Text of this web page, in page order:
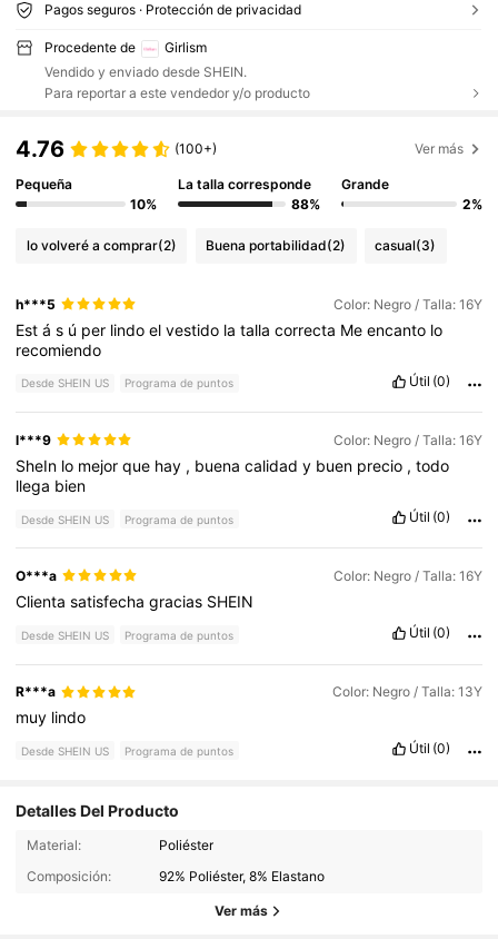
Pagos seguros · Protección de privacidad
Procedente de
Girlism
Vendido y enviado desde SHEIN.
Para reportar a este vendedor y/o producto
4.76 (100+) Ver más
Pequeña
10%
La talla corresponde
88%
Grande
2%
lo volveré a comprar(2) Buena portabilidad(2) casual(3)
h***5 Color: Negro / Talla: 16Y
Estás ú per lindoelvestido latallacorrecta Meencanto lo
recomiendo
Desde SHEIN US Programa de puntos Útil (0)
l***9 Color: Negro / Talla: 16Y
SheIn lo mejorque hay , buenacalidady buen precio ,todo
llega bien
Desde SHEIN US Programa de puntos Útil (0)
O***a Color: Negro / Talla: 16Y
Clientasatisfechagracias SHEIN
Desde SHEIN US Programa de puntos Útil (0)
R***a Color: Negro / Talla: 13Y
muy lindo
Desde SHEIN US Programa de puntos Útil (0)
Detalles Del Producto
Material:
Poliéster
Composición:
92% Poliéster, 8% Elastano
Ver más
677K Seguidores